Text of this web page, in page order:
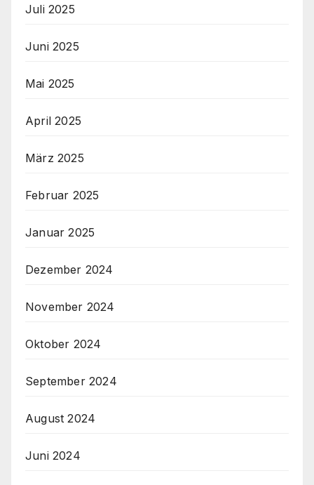
Juli 2025
Juni 2025
Mai 2025
April 2025
März 2025
Februar 2025
Januar 2025
Dezember 2024
November 2024
Oktober 2024
September 2024
August 2024
Juni 2024